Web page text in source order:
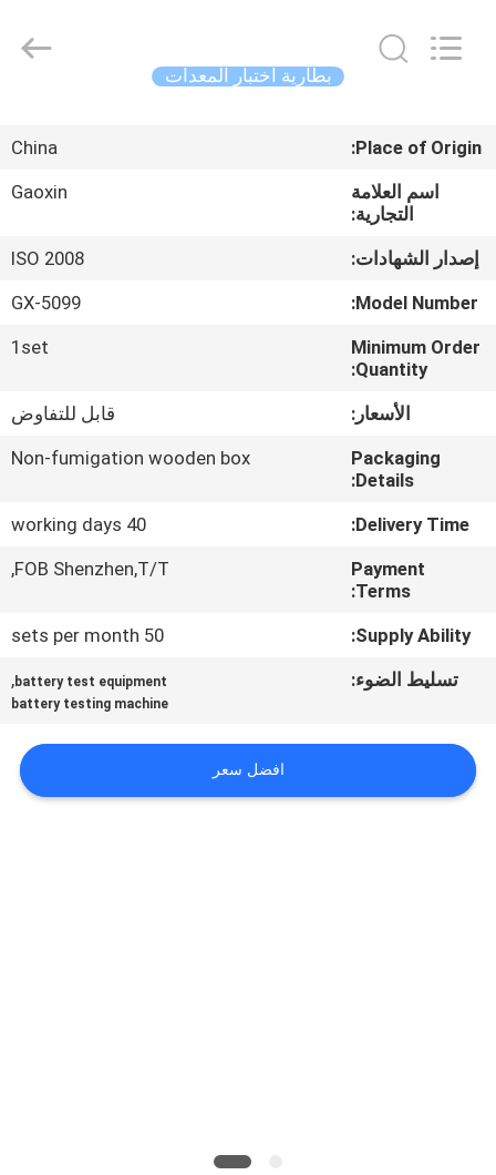
بيت
منتجات
معلومات
عنا
المعمل
الجودة
اتصل
أخبار
Ltd.，.
ECER
بطارية اختبار المعدات
Place of Origin:
China
اسم العلامة
التجارية:
Gaoxin
إصدار الشهادات:
ISO 2008
Model Number:
GX-5099
Minimum Order
Quantity:
1set
الأسعار:
قابل للتفاوض
Packaging
Details:
Non-fumigation wooden box
Delivery Time:
40 working days
Payment
Terms:
FOB Shenzhen,T/T,
Supply Ability:
50 sets per month
تسليط الضوء:
battery test equipment
,
battery testing machine
افضل سعر